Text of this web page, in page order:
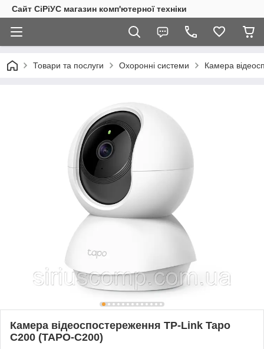
Сайт СiРiУС магазин комп'ютерної техніки
Товари та послуги Охоронні системи Камера
Камера відеоспостереження TP-Link Tapo
C200 (TAPO-C200)